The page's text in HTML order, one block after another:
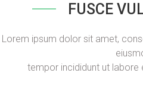
FUSCE
Lorem ipsum dolor sit amet,
tempor incididunt ut labore